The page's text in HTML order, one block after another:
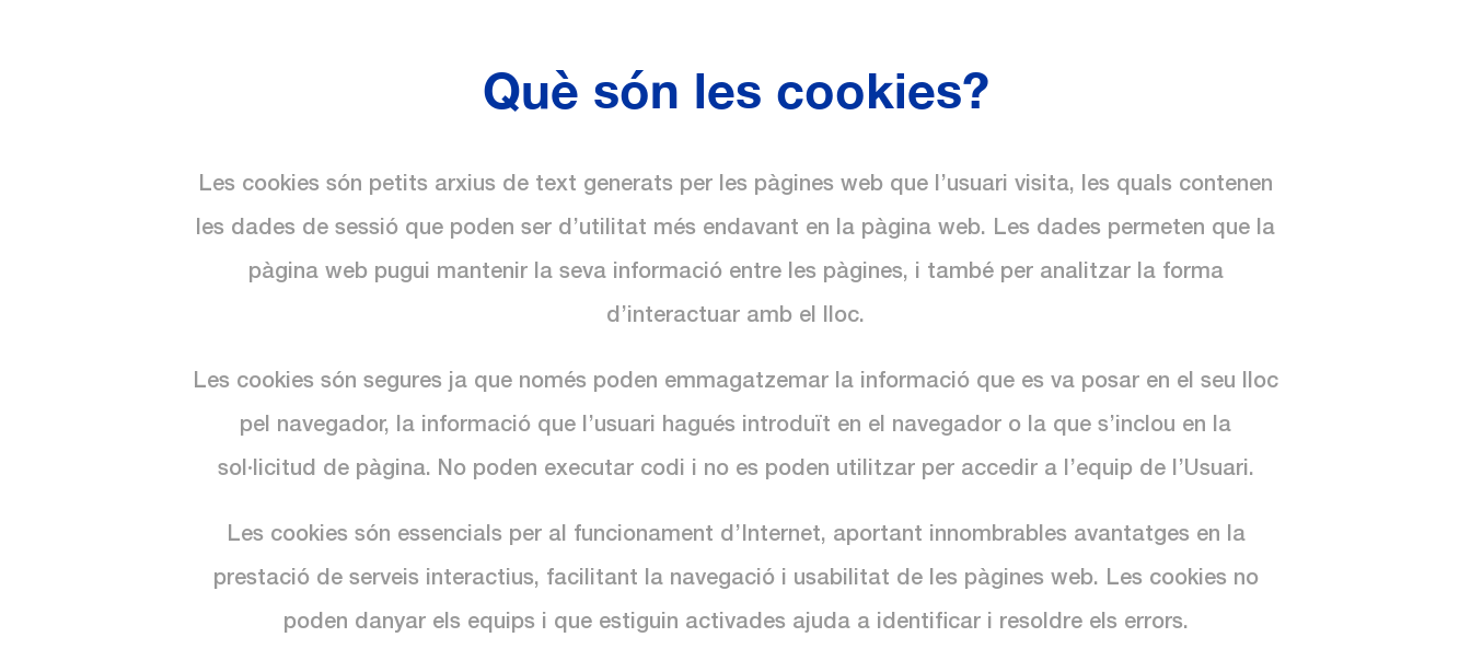
Què són les cookies?
Les cookies són petits arxius de text generats per les pàgines web que l’usuari visita, les quals contenen
les dades de sessió que poden ser d’utilitat més endavant en la pàgina web. Les dades permeten que la
pàgina web pugui mantenir la seva informació entre les pàgines, i també per analitzar la forma
d’interactuar amb el lloc.
Les cookies són segures ja que només poden emmagatzemar la informació que es va posar en el seu lloc
pel navegador, la informació que l’usuari hagués introduït en el navegador o la que s’inclou en la
sol·licitud de pàgina. No poden executar codi i no es poden utilitzar per accedir a l’equip de l’Usuari.
Les cookies són essencials per al funcionament d’Internet, aportant innombrables avantatges en la
prestació de serveis interactius, facilitant la navegació i usabilitat de les pàgines web. Les cookies no
poden danyar els equips i que estiguin activades ajuda a identificar i resoldre els errors.